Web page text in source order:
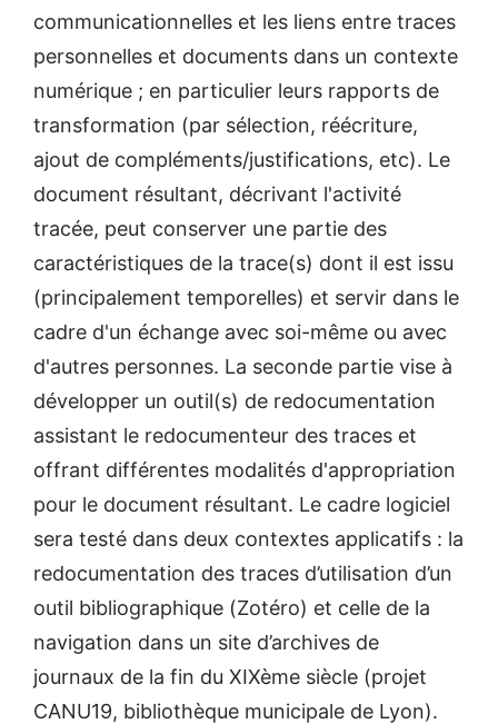
communicationnelles et les liens entre traces
personnelles et documents dans un contexte
numérique ; en particulier leurs rapports de
transformation (par sélection, réécriture,
ajout de compléments/justifications, etc). Le
document résultant, décrivant l'activité
tracée, peut conserver une partie des
caractéristiques de la trace(s) dont il est issu
(principalement temporelles) et servir dans le
cadre d'un échange avec soi-même ou avec
d'autres personnes. La seconde partie vise à
développer un outil(s) de redocumentation
assistant le redocumenteur des traces et
offrant différentes modalités d'appropriation
pour le document résultant. Le cadre logiciel
sera testé dans deux contextes applicatifs : la
redocumentation des traces d’utilisation d’un
outil bibliographique (Zotéro) et celle de la
navigation dans un site d’archives de
journaux de la fin du XIXème siècle (projet
CANU19, bibliothèque municipale de Lyon).